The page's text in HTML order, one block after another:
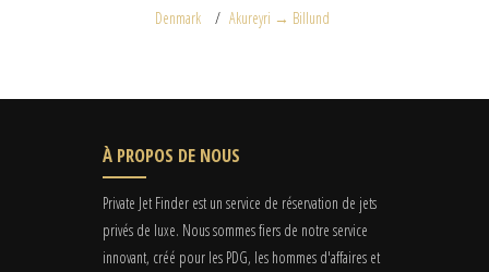
Denmark
Akureyri → Billund
À PROPOS DE NOUS
Private Jet Finder est un service de réservation de jets
privés de luxe. Nous sommes fiers de notre service
innovant, créé pour les PDG, les hommes d'affaires et